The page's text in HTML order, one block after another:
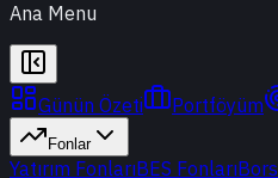
Ana Menu
Günün Özeti Portföyüm
Fonlar
Yatırım FonlarıBES Fonları